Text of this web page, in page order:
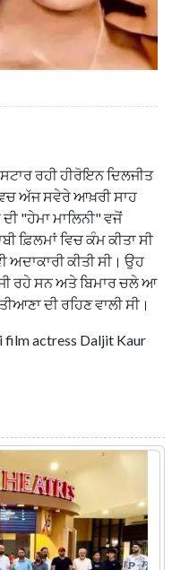
ਰਹੀ ਹੀਰੋਇਨ ਦਿਲਜੀਤ
ਅੱਜ ਸਵੇਰੇ ਆਖ਼ਰੀ ਸਾਹ
"ਹੇਮਾ ਮਾਲਿਨੀ" ਵਜੋਂ
ਫ਼ਿਲਮਾਂ ਵਿਚ ਕੰਮ ਕੀਤਾ ਸੀ
ਅਦਾਕਾਰੀ ਕੀਤੀ ਸੀ। ਉਹ
ਰਹੇ ਸਨ ਅਤੇ ਬਿਮਾਰ ਚਲੇ ਆ
ਦੀ ਰਹਿਣ ਵਾਲੀ ਸੀ।
film actress Daljit Kaur